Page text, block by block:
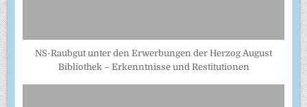
NS-Raubgut unter den Erwerbungen der Herzog August
Bibliothek – Erkenntnisse und Restitutionen